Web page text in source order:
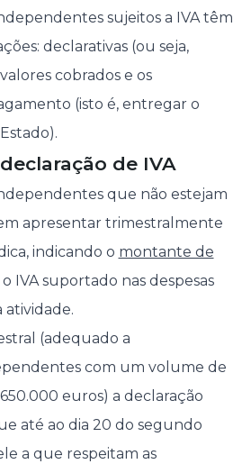
sujeitos a IVA têm
declarativas (ou seja,
cobrados e os
(isto é, entregar o
de IVA
que não estejam
apresentar trimestralmente
indicando o montante de
IVA suportado nas despesas
atividade.
(adequado a
com um volume de
euros) a declaração
até ao dia 20 do segundo
a que respeitam as